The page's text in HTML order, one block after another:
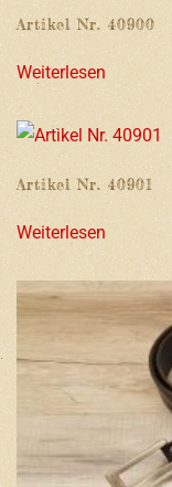
Artikel Nr. 40900
Weiterlesen
Artikel Nr. 40901
Weiterlesen